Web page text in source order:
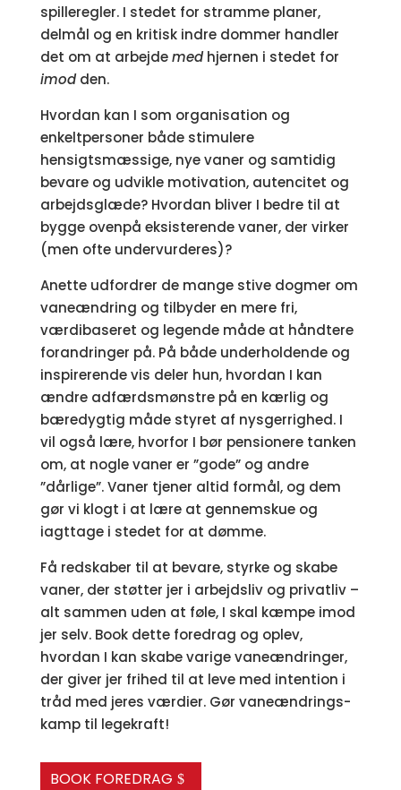
spilleregler. I stedet for stramme planer,
delmål og en kritisk indre dommer handler
det om at arbejdemedhjernen i stedet for
imodden.
Hvordan kan I som organisation og
enkeltpersoner både stimulere
hensigtsmæssige, nye vaner og samtidig
bevare og udvikle motivation, autencitet og
arbejdsglæde? Hvordan bliver I bedre til at
bygge ovenpå eksisterende vaner, der virker
(men ofte undervurderes)?
Anette udfordrer de mange stive dogmer om
vaneændring og tilbyder en mere fri,
værdibaseret og legende måde at håndtere
forandringer på. På både underholdende og
inspirerende vis deler hun, hvordan I kan
ændre adfærdsmønstre på en kærlig og
bæredygtig måde styret af nysgerrighed. I
vil også lære, hvorfor I bør pensionere tanken
om, at nogle vaner er ”gode” og andre
”dårlige”. Vaner tjener altid formål, og dem
gør vi klogt i at lære at gennemskue og
iagttage i stedet for at dømme.
Få redskaber til at bevare, styrke og skabe
vaner, der støtter jer i arbejdsliv og privatliv –
alt sammen uden at føle, I skal kæmpe imod
jer selv. Book dette foredrag og oplev,
hvordan I kan skabe varige vaneændringer,
der giver jer frihed til at leve med intention i
tråd med jeres værdier. Gør vaneændrings-
kamp til legekraft!
BOOK FOREDRAG